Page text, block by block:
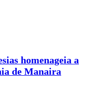
homenageia a
de Manaira